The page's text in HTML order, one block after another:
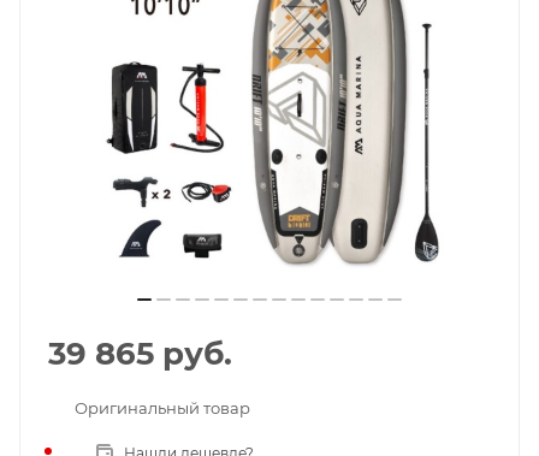
39 865 руб.
Оригинальный товар